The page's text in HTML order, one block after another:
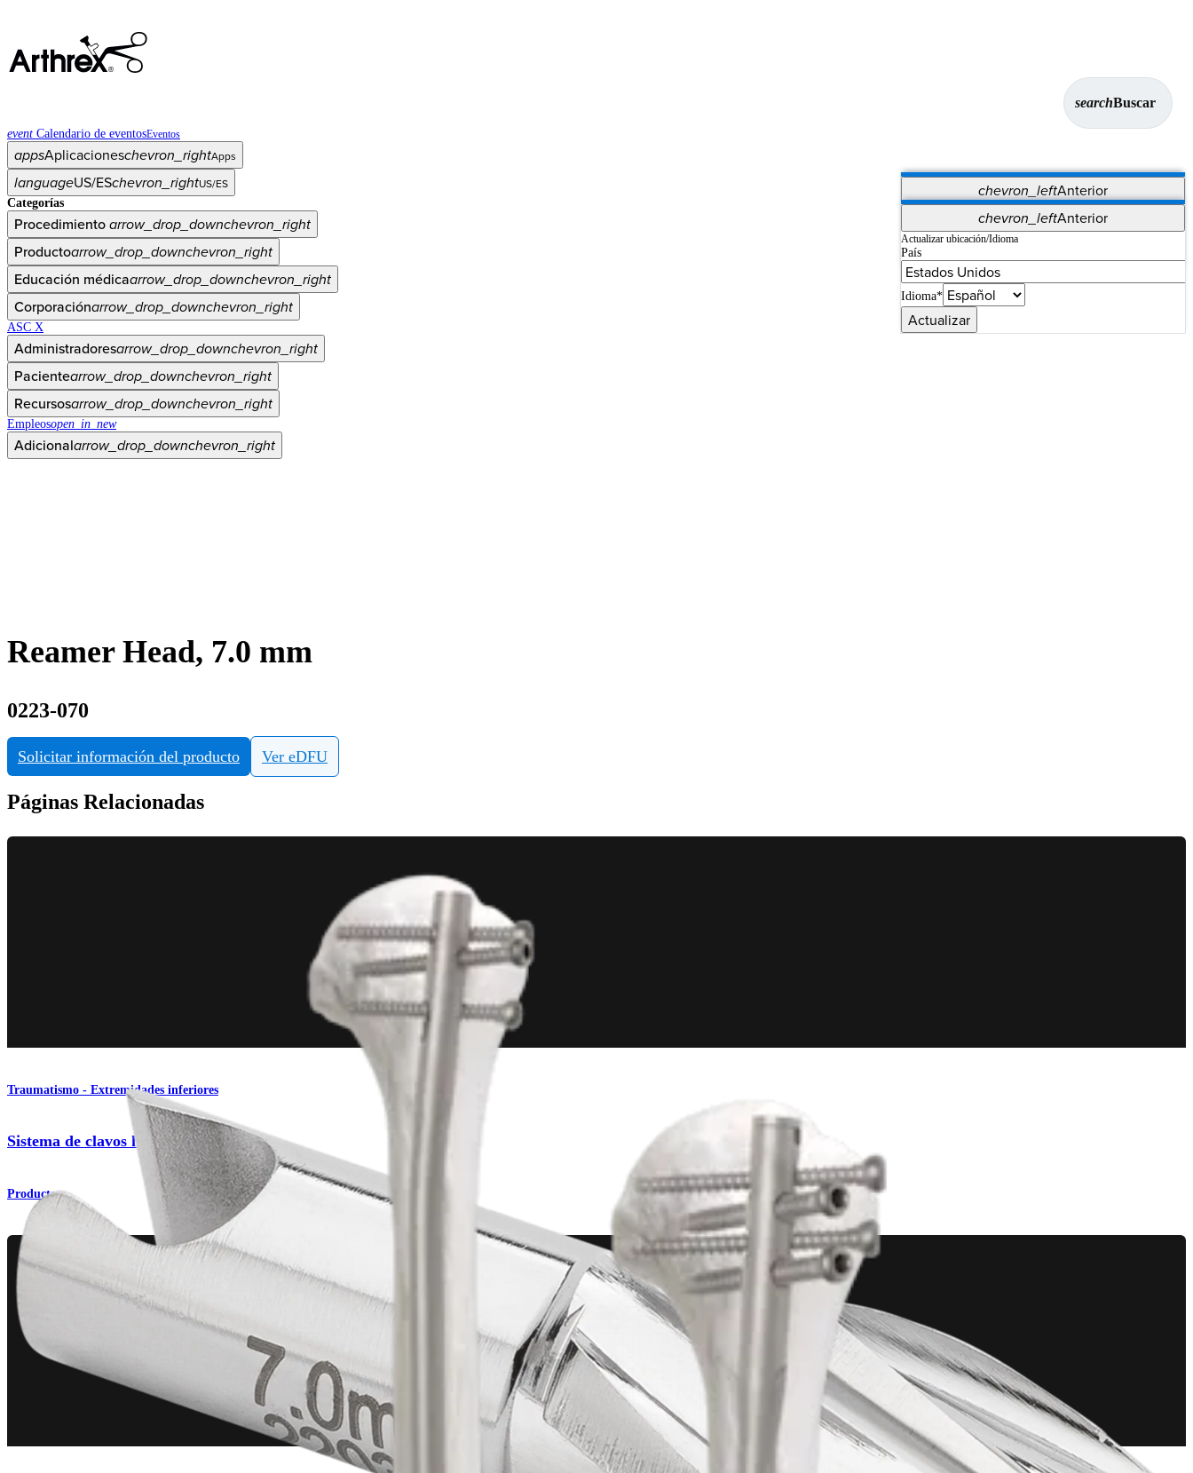
searchBuscar
event Calendario de eventosEventos
appsAplicacioneschevron_rightApps
chevron_leftAnterior
Vet Systems OrthoPedia Patient
Supplier Portal
Synergy Imaging & Resection
languageUS/ESchevron_rightUS/ES
chevron_leftAnterior
Actualizar ubicación/Idioma
País
Idioma*
Actualizar
Categorías
Procedimientoarrow_drop_downchevron_right
Productoarrow_drop_downchevron_right
Educación médicaarrow_drop_downchevron_right
Corporaciónarrow_drop_downchevron_right
ASC X
Administradoresarrow_drop_downchevron_right
Pacientearrow_drop_downchevron_right
Recursosarrow_drop_downchevron_right
Empleosopen_in_new
Adicionalarrow_drop_downchevron_right
Reamer Head, 7.0 mm
0223-070
Solicitar información del producto Ver eDFU
Páginas Relacionadas
Traumatismo - Extremidades inferiores
Sistema de clavos humerales
Producto